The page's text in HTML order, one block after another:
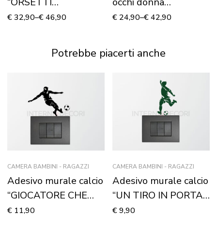
DIVERTENTI” –
€32,90–€46,90
“BEAUTIFUL EYES”
€ 24,90–€42,90
Potrebbe piacerti anche
CAMERA BAMBINI - RAGAZZI
Adesivo murale calcio
“GIOCATORE CHE
TIRA” – Mini sticker
€ 11,90
CAMERA BAMBINI - RAGAZZI
Adesivo murale calcio
“UN TIRO IN PORTA”
– Mini sticker murale
€9,90